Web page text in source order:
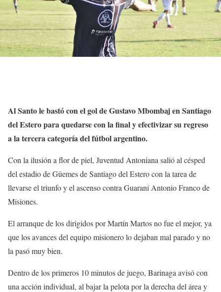
Al Santo le bastó con el gol de Gustavo Mbombaj en Santiago
del Estero para quedarse con la final y efectivizar su regreso
a la tercera categoría del fútbol argentino.
Con la ilusión a flor de piel, Juventud Antoniana salió al césped
del estadio de Güemes de Santiago del Estero con la tarea de
llevarse el triunfo y el ascenso contra Guaraní Antonio Franco de
Misiones.
El arranque de los dirigidos por Martín Martos no fue el mejor, ya
que los avances del equipo misionero lo dejaban mal parado y no
la pasó muy bien.
Dentro de los primeros 10 minutos de juego, Barinaga avisó con
una acción individual, al bajar la pelota por la derecha del área y